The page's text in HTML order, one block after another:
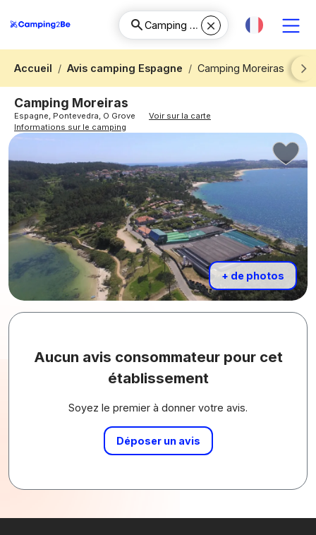
Accueil Avis camping Espagne
Camping Moreiras
Next
Camping Moreiras
Espagne, Pontevedra, O Grove
Voir sur la carte
Informations sur le camping
+ de photos
Aucun avis consommateur pour cet
établissement
Soyez le premier à donner votre avis.
Déposer un avis